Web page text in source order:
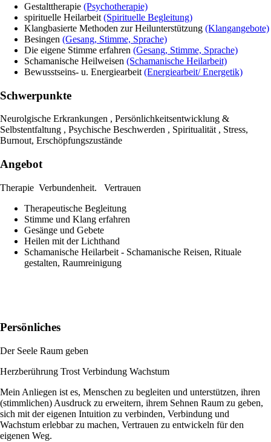
Gestalttherapie (Psychotherapie)
spirituelle Heilarbeit (Spirituelle Begleitung)
Klangbasierte Methoden zur Heilunterstützung (Klangangebote)
Besingen (Gesang, Stimme, Sprache)
Die eigene Stimme erfahren (Gesang, Stimme, Sprache)
Schamanische Heilweisen (Schamanische Heilarbeit)
Bewusstseins- u. Energiearbeit (Energiearbeit/ Energetik)
Schwerpunkte
Neurolgische Erkrankungen , Persönlichkeitsentwicklung &
Selbstentfaltung , Psychische Beschwerden , Spiritualität , Stress,
Burnout, Erschöpfungszustände
Angebot
Therapie Verbundenheit. Vertrauen
Therapeutische Begleitung
Stimme und Klang erfahren
Gesänge und Gebete
Heilen mit der Lichthand
Schamanische Heilarbeit - Schamanische Reisen, Rituale
gestalten, Raumreinigung
Persönliches
Der Seele Raum geben
Herzberührung Trost Verbindung Wachstum
Mein Anliegen ist es, Menschen zu begleiten und unterstützen, ihren
(stimmlichen) Ausdruck zu erweitern, ihrem Sehnen Raum zu geben,
sich mit der eigenen Intuition zu verbinden, Verbindung und
Wachstum erlebbar zu machen, Vertrauen zu entwickeln für den
eigenen Weg.